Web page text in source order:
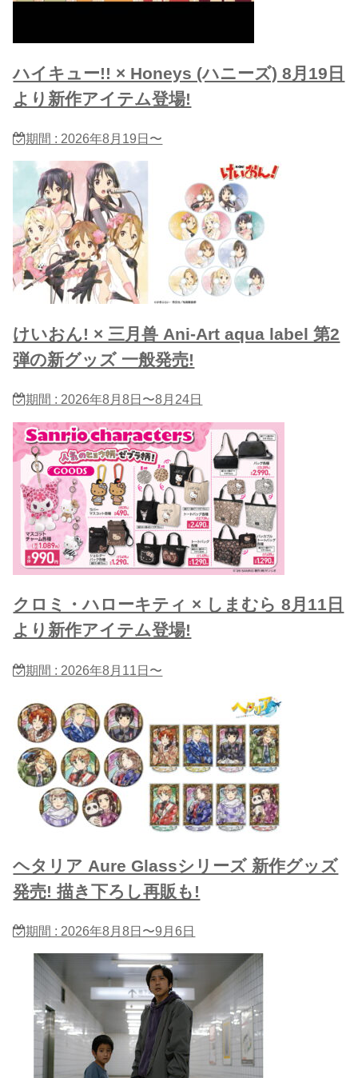
ハイキュー!! × Honeys (ハニーズ) 8月19日
より新作アイテム登場!
期間 : 2026年8月19日〜
けいおん! × 三月兽 Ani-Art aqua label 第2
弾の新グッズ 一般発売!
期間 : 2026年8月8日〜8月24日
クロミ・ハローキティ × しまむら 8月11日
より新作アイテム登場!
期間 : 2026年8月11日〜
ヘタリア Aure Glassシリーズ 新作グッズ
発売! 描き下ろし再販も!
期間 : 2026年8月8日〜9月6日